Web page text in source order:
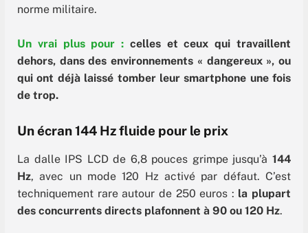
norme militaire.
Un vrai plus pour : celles et ceux qui travaillent
dehors, dans des environnements « dangereux », ou
qui ont déjà laissé tomber leur smartphone une fois
de trop.
Un écran 144 Hz fluide pour le prix
La dalle IPS LCD de 6,8 pouces grimpe jusqu’à 144
Hz, avec un mode 120 Hz activé par défaut. C’est
techniquement rare autour de 250 euros : la plupart
des concurrents directs plafonnent à 90 ou 120 Hz.